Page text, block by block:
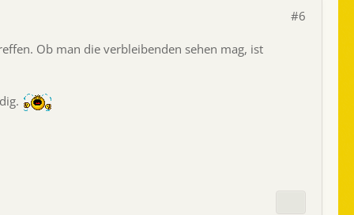
#6
Ob man die verbleibenden sehen mag, ist